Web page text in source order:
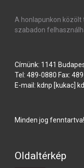
A honlapunkon
szabadon
Címünk: 1141
Tel: 489-0880 Fax:
E-mail: kdnp [kukac]
Minden jog
Oldaltérkép